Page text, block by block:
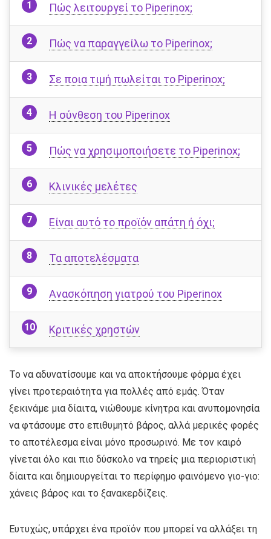
Πώς λειτουργεί το Piperinox;
Πώς να παραγγείλω το Piperinox;
Σε ποια τιμή πωλείται το Piperinox;
Η σύνθεση του Piperinox
Πώς να χρησιμοποιήσετε το Piperinox;
Κλινικές μελέτες
Είναι αυτό το προϊόν απάτη ή όχι;
Τα αποτελέσματα
Ανασκόπηση γιατρού του Piperinox
Κριτικές χρηστών
Το να αδυνατίσουμε και να αποκτήσουμε φόρμα έχει
γίνει προτεραιότητα για πολλές από εμάς. Όταν
ξεκινάμε μια δίαιτα, νιώθουμε κίνητρα και ανυπομονησία
να φτάσουμε στο επιθυμητό βάρος, αλλά μερικές φορές
το αποτέλεσμα είναι μόνο προσωρινό. Με τον καιρό
γίνεται όλο και πιο δύσκολο να τηρείς μια περιοριστική
δίαιτα και δημιουργείται το περίφημο φαινόμενο γιο-γιο:
χάνεις βάρος και το ξανακερδίζεις.
Ευτυχώς, υπάρχει ένα προϊόν που μπορεί να αλλάξει τη